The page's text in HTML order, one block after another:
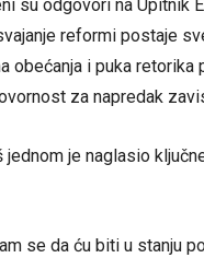
su odgovori na Upitnik
reformi postaje
obećanja i puka
za napredak
jednom je naglasio
se da ću biti u stanju